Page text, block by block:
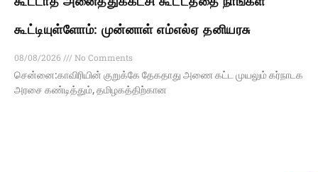
கூட்டியுள்ளோம்: முன்னாள் எம்எல்ஏ தனியரசு
08/08/2026
No Comments
சென்னை:காவிரியின் குறுக்கே தேகதாது அணை கட்ட முயலும் கர்நாடக
அரசை கண்டித்தும், தமிழகத்திற்கான